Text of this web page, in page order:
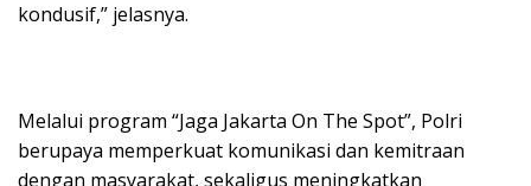
kondusif,” jelasnya.
Melalui program “Jaga Jakarta On The Spot”, Polri
berupaya memperkuat komunikasi dan kemitraan
dengan masyarakat, sekaligus meningkatkan